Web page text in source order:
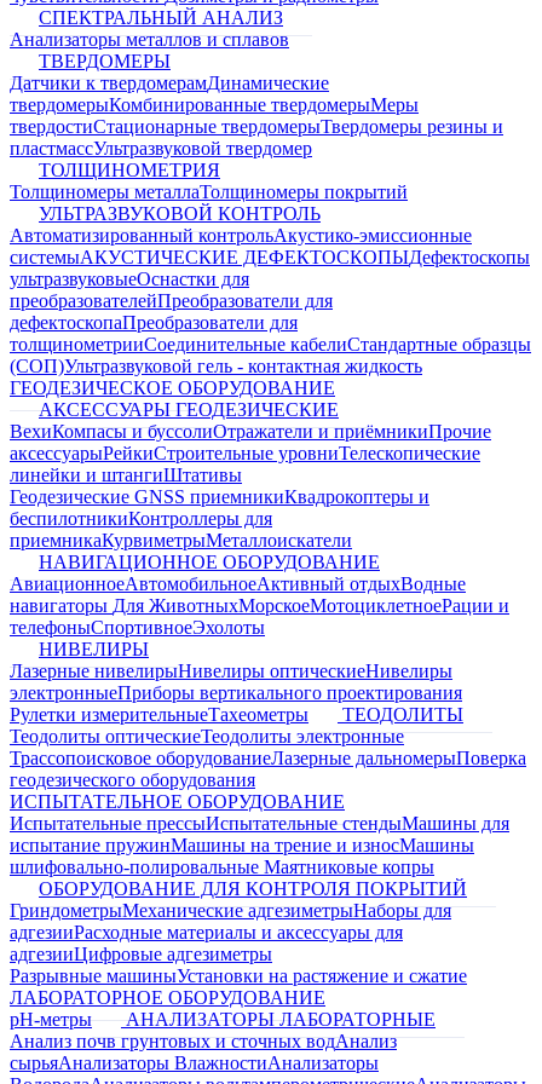
СПЕКТРАЛЬНЫЙ АНАЛИЗ
Анализаторы металлов и сплавов
ТВЕРДОМЕРЫ
Датчики к твердомерамДинамические
твердомерыКомбинированные твердомерыМеры
твердостиСтационарные твердомерыТвердомеры резины и
пластмассУльтразвуковой твердомер
ТОЛЩИНОМЕТРИЯ
Толщиномеры металлаТолщиномеры покрытий
УЛЬТРАЗВУКОВОЙ КОНТРОЛЬ
Автоматизированный контрольАкустико-эмиссионные
системыАКУСТИЧЕСКИЕ ДЕФЕКТОСКОПЫДефектоскопы
ультразвуковыеОснастки для
преобразователейПреобразователи для
дефектоскопаПреобразователи для
толщинометрииСоединительные кабелиСтандартные образцы
(СОП)Ультразвуковой гель - контактная жидкость
ГЕОДЕЗИЧЕСКОЕ ОБОРУДОВАНИЕ
АКСЕССУАРЫ ГЕОДЕЗИЧЕСКИЕ
ВехиКомпасы и буссолиОтражатели и приёмникиПрочие
аксессуарыРейкиСтроительные уровниТелескопические
линейки и штангиШтативы
Геодезические GNSS приемникиКвадрокоптеры и
беспилотникиКонтроллеры для
приемникаКурвиметрыМеталлоискатели
НАВИГАЦИОННОЕ ОБОРУДОВАНИЕ
АвиационноеАвтомобильноеАктивный отдыхВодные
навигаторы Для ЖивотныхМорскоеМотоциклетноеРации и
телефоныСпортивноеЭхолоты
НИВЕЛИРЫ
Лазерные нивелирыНивелиры оптическиеНивелиры
электронныеПриборы вертикального проектирования
Рулетки измерительныеТахеометры
ТЕОДОЛИТЫ
Теодолиты оптическиеТеодолиты электронные
Трассопоисковое оборудованиеЛазерные дальномерыПоверка
геодезического оборудования
ИСПЫТАТЕЛЬНОЕ ОБОРУДОВАНИЕ
Испытательные прессыИспытательные стендыМашины для
испытание пружинМашины на трение и износМашины
шлифовально-полировальные Маятниковые копры
ОБОРУДОВАНИЕ ДЛЯ КОНТРОЛЯ ПОКРЫТИЙ
ГриндометрыМеханические адгезиметрыНаборы для
адгезииРасходные материалы и аксессуары для
адгезииЦифровые адгезиметры
Разрывные машиныУстановки на растяжение и сжатие
ЛАБОРАТОРНОЕ ОБОРУДОВАНИЕ
pH-метры
АНАЛИЗАТОРЫ ЛАБОРАТОРНЫЕ
Анализ почв грунтовых и сточных водАнализ
сырьяАнализаторы ВлажностиАнализаторы